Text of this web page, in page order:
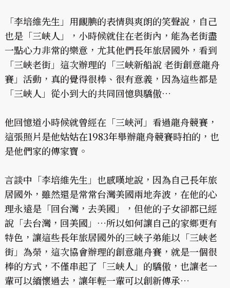
「李培維先生」用靦腆的表情與爽朗的笑聲說，自己
也是「三峽人」，小時候就住在老街內，能為老街盡
一點心力非常的樂意，尤其他們長年旅居國外，看到
「三峽老街」這次辦理的「三峽新船說 老街創意龍舟
賽」活動，真的覺得很棒、很有意義，因為這些都是
「三峽人」從小到大的共同回憶與驕傲…
他回憶道小時候就曾經在「三峽河」看過龍舟競賽，
這張照片是他姑姑在1983年舉辦龍舟競賽時拍的，也
是他們家的傳家寶。
言談中「李培維先生」也感嘆地說，因為自己長年旅
居國外，雖然還是常常台灣美國兩地奔波，在他的心
理永遠是「回台灣，去美國」，但他的子女卻都已經
說「去台灣，回美國」…所以如何讓自己的家鄉更有
特色，讓這些長年旅居國外的三峽子弟能以「三峽老
街」為榮，這次協會辦理的創意龍舟賽，就是一個很
棒的方式，不僅串起了「三峽人」的驕傲，也讓老一
輩可以緬懷過去，讓年輕一輩可以創新傳承…